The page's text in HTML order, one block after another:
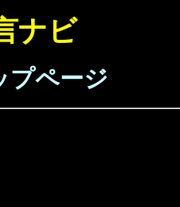
ナビ
プページ